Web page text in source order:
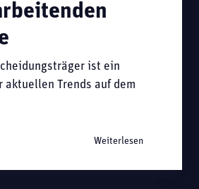
ist ein
aktuellen Trends auf dem
Weiterlesen